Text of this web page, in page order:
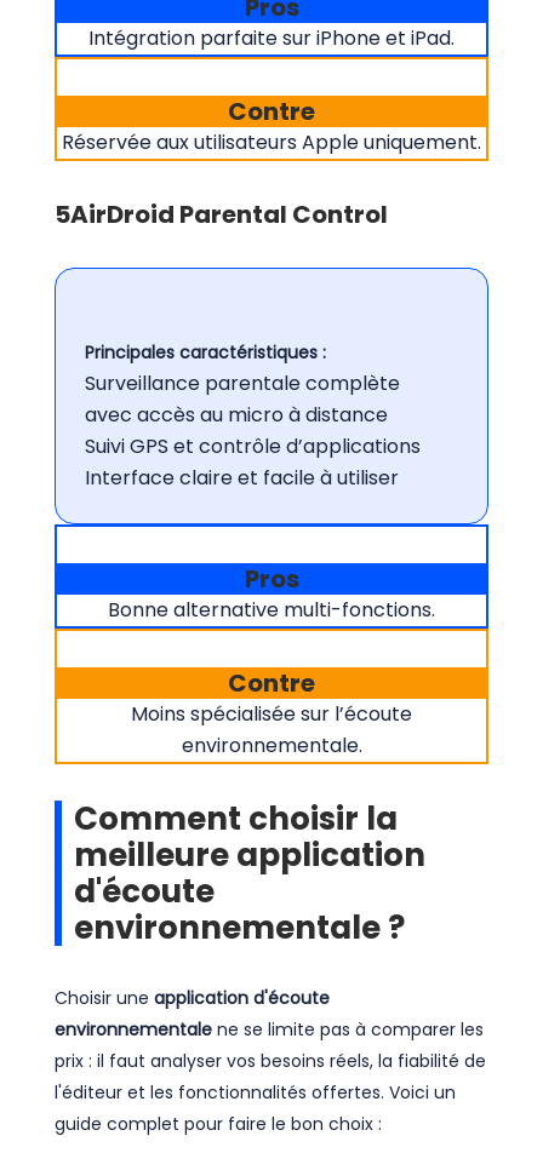
Pros
Intégration parfaite sur iPhone et iPad.
Contre
Réservée aux utilisateurs Apple uniquement.
5AirDroid Parental Control
Principales caractéristiques :
Surveillance parentale complète
avec accès au micro à distance
Suivi GPS et contrôle d’applications
Interface claire et facile à utiliser
Pros
Bonne alternative multi-fonctions.
Contre
Moins spécialisée sur l’écoute
environnementale.
Comment choisir la
meilleure application
d'écoute
environnementale ?
Choisir une application d'écoute
environnementale ne se limite pas à comparer les
prix : il faut analyser vos besoins réels, la fiabilité de
l'éditeur et les fonctionnalités offertes. Voici un
guide complet pour faire le bon choix :